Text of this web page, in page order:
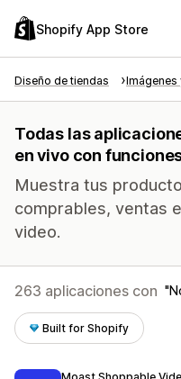
Shopify App Store
Diseño de tiendas Imágenes
Todas las
en vivo con
Muestra tus
comprables, ventas
video.
263 aplicaciones con
Built for Shopify